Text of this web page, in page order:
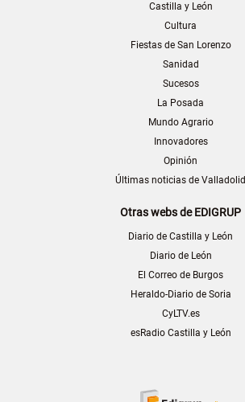
Castilla y León
Cultura
Fiestas de San Lorenzo
Sanidad
Sucesos
La Posada
Mundo Agrario
Innovadores
Opinión
Últimas noticias de Valladolid
Otras webs de EDIGRUP
Diario de Castilla y León
Diario de León
El Correo de Burgos
Heraldo-Diario de Soria
CyLTV.es
esRadio Castilla y León